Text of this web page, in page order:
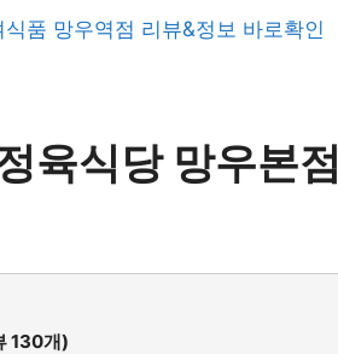
식품 망우역점 리뷰&정보 바로확인
육식당 망우본점
130개)